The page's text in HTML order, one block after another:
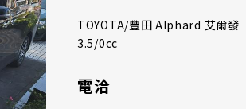
TOYOTA/豐田 Alphard 艾爾發
3.5/0cc
電洽